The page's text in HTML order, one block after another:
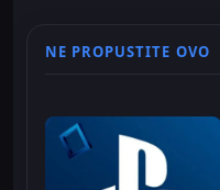
NE PROPUSTITE OVO